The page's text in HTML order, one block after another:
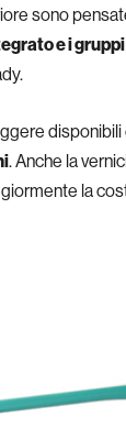
sono
e i
. Anche la
la